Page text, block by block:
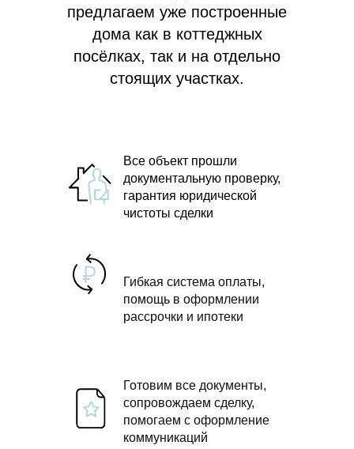
предлагаем уже построенные
дома как в коттеджных
посёлках, так и на отдельно
стоящих участках.
Все объект прошли
документальную проверку,
гарантия юридической
чистоты сделки
Гибкая система оплаты,
помощь в оформлении
рассрочки и ипотеки
Готовим все документы,
сопровождаем сделку,
помогаем с оформление
коммуникаций